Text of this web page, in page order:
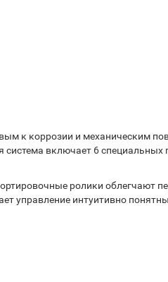
к коррозии и механическим
включает 6
ролики облегчают
управление интуитивно